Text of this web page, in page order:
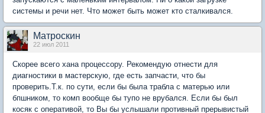
системы и речи нет. Что может быть может кто сталкивался.
Матроскин
22 июл 2011
Скорее всего хана процессору. Рекомендую отнести для
диагностики в мастерскую, где есть запчасти, что бы
проверить.Т.к. по сути, если бы была трабла с матерью или
бпшником, то комп вообще бы тупо не врубался. Если бы был
косяк с оперативой, то Вы бы услышали противный прерывистый